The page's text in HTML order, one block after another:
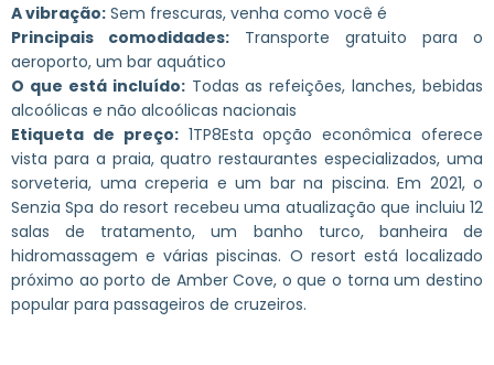
A vibração: Sem frescuras, venha como você é
Principais comodidades: Transporte gratuito para o
aeroporto, um bar aquático
O que está incluído:Todas as refeições, lanches, bebidas
alcoólicas e não alcoólicas nacionais
Etiqueta de preço:1TP8Esta opção econômica oferece
vista para a praia, quatro restaurantes especializados, uma
sorveteria, uma creperia e um bar na piscina. Em 2021, o
Senzia Spa do resort recebeu uma atualização que incluiu 12
salas de tratamento, um banho turco, banheira de
hidromassagem e várias piscinas. O resort está localizado
próximo ao porto de Amber Cove, o que o torna um destino
popular para passageiros de cruzeiros.